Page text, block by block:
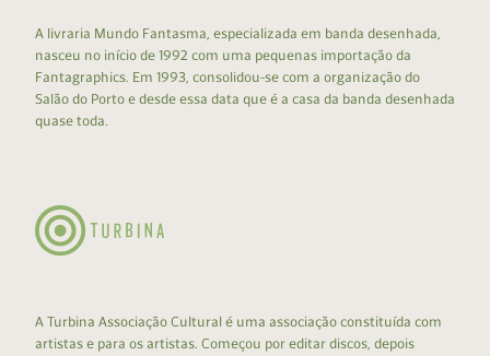
A livraria Mundo Fantasma, especializada em banda desenhada,
nasceu no início de 1992 com uma pequenas importação da
Fantagraphics. Em 1993, consolidou-se com a organização do
Salão do Porto e desde essa data que é a casa da banda desenhada
quase toda.
A Turbina Associação Cultural é uma associação constituída com
artistas e para os artistas. Começou por editar discos, depois